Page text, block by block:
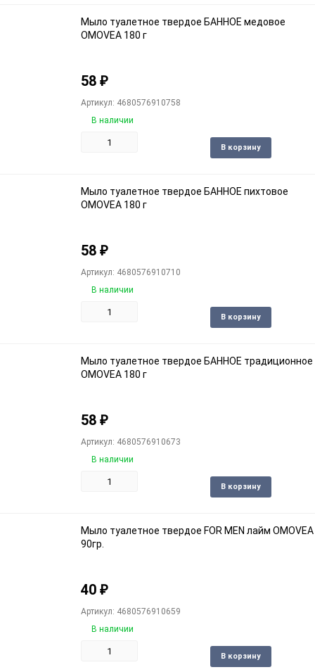
Мыло туалетное твердое БАННОЕ медовое
OMOVEA 180 г
58 ₽
Артикул: 4680576910758
В наличии
В корзину
Мыло туалетное твердое БАННОЕ пихтовое
OMOVEA 180 г
58 ₽
Артикул: 4680576910710
В наличии
В корзину
Мыло туалетное твердое БАННОЕ традиционное
OMOVEA 180 г
58 ₽
Артикул: 4680576910673
В наличии
В корзину
Мыло туалетное твердое FOR MEN лайм OMOVEA
90гр.
40 ₽
Артикул: 4680576910659
В наличии
В корзину